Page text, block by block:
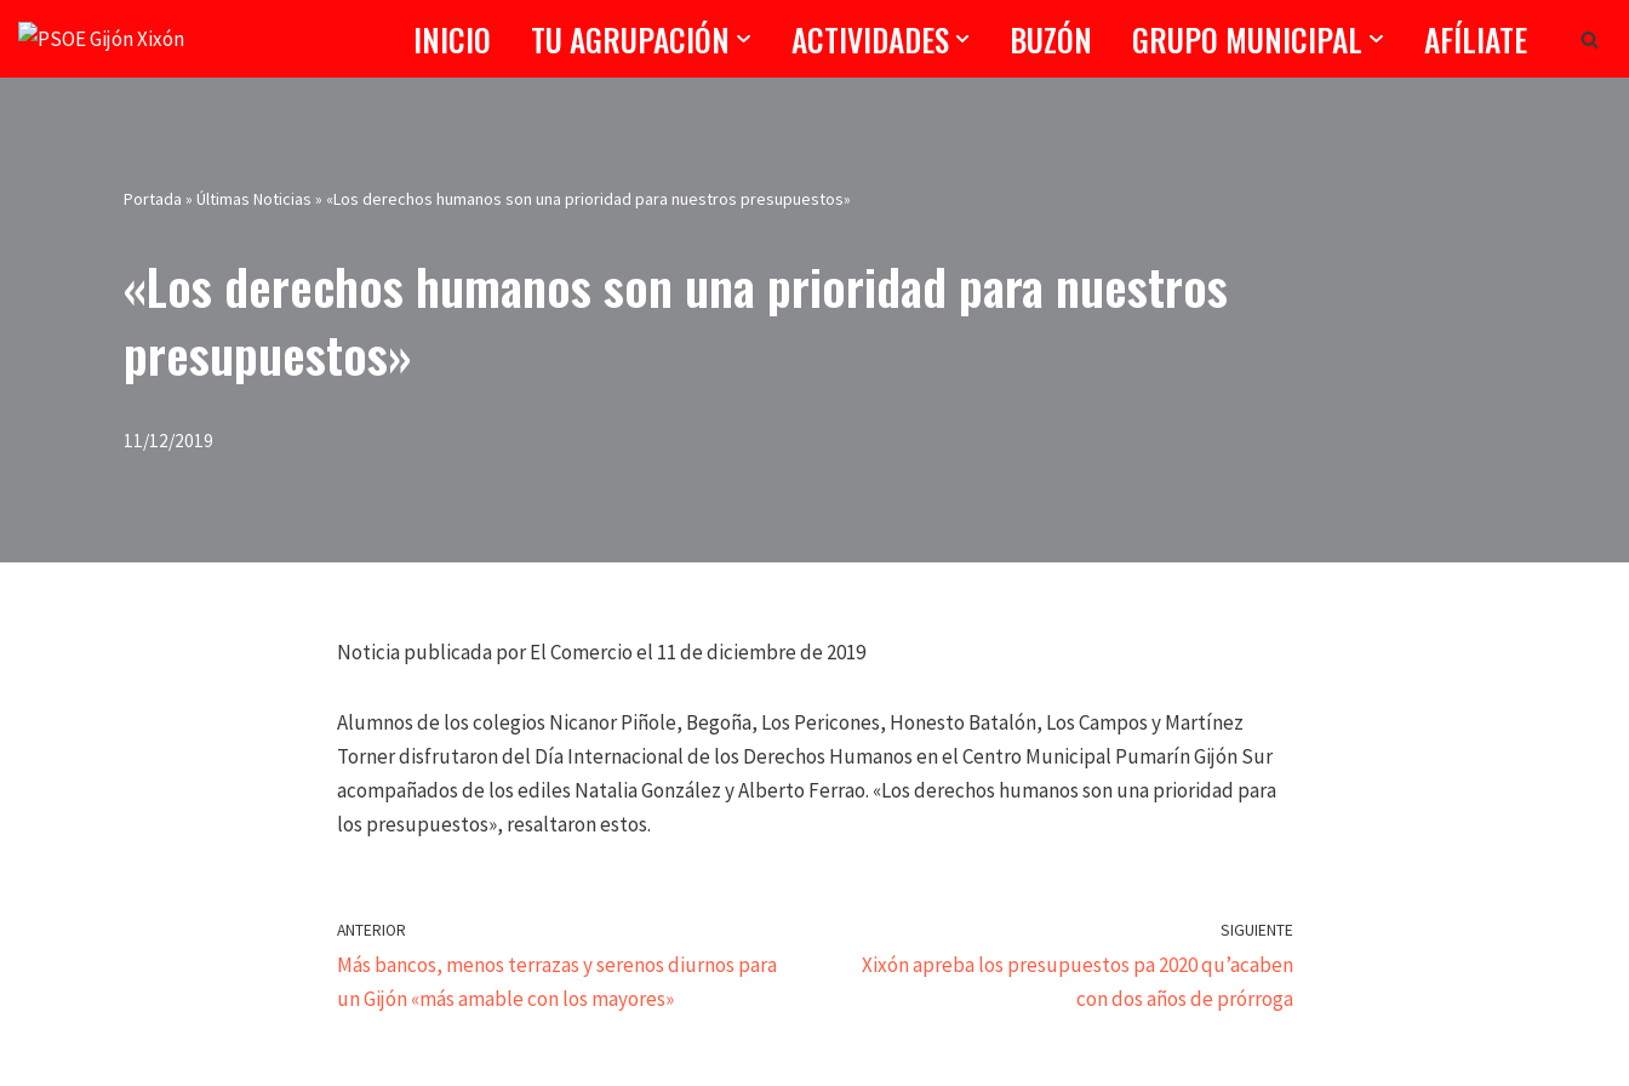
INICIO TU AGRUPACIÓN ACTIVIDADES BUZÓN GRUPO MUNICIPAL AFÍLIATE
Portada » Últimas Noticias » «Los derechos humanos son una prioridad para nuestros presupuestos»
«Los derechos humanos son una prioridad para nuestros
presupuestos»
11/12/2019
Noticia publicada por El Comercio el 11 de diciembre de 2019
Alumnos de los colegios Nicanor Piñole, Begoña, Los Pericones, Honesto Batalón, Los Campos y Martínez
Torner disfrutaron del Día Internacional de los Derechos Humanos en el Centro Municipal Pumarín Gijón Sur
acompañados de los ediles Natalia González y Alberto Ferrao. «Los derechos humanos son una prioridad para
los presupuestos», resaltaron estos.
ANTERIOR
Más bancos, menos terrazas y serenos diurnos para
un Gijón «más amable con los mayores»
SIGUIENTE
Xixón apreba los presupuestos pa 2020 qu’acaben
con dos años de prórroga